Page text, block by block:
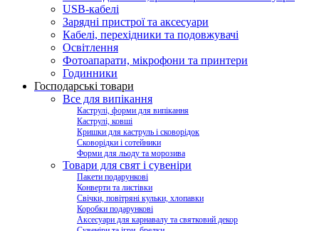
USB-кабелі
Зарядні пристрої та аксесуари
Кабелі, перехідники та подовжувачі
Освітлення
Фотоапарати, мікрофони та принтери
Годинники
Господарські товари
Все для випікання
Каструлі, форми для випікання
Каструлі, ковші
Кришки для каструль і сковорідок
Сковорідки і сотейники
Форми для льоду та морозива
Товари для свят і сувеніри
Пакети подарункові
Конверти та листівки
Свічки, повітряні кульки, хлопавки
Коробки подарункові
Аксесуари для карнавалу та святковий декор